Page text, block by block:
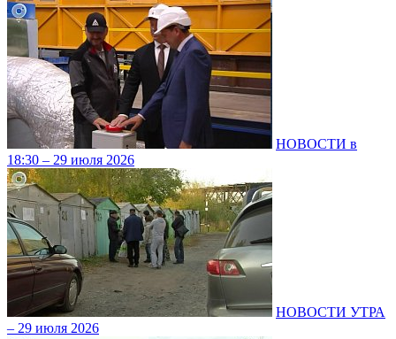
НОВОСТИ в
18:30 – 29 июля 2026
НОВОСТИ УТРА
– 29 июля 2026